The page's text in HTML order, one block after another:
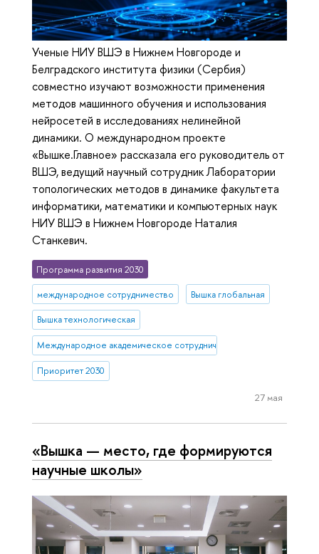
Ученые НИУ ВШЭ в Нижнем Новгороде и
Белградского института физики (Сербия)
совместно изучают возможности применения
методов машинного обучения и использования
нейросетей в исследованиях нелинейной
динамики. О международном проекте
«Вышке.Главное» рассказала его руководитель от
ВШЭ, ведущий научный сотрудник Лаборатории
топологических методов в динамике факультета
информатики, математики и компьютерных наук
НИУ ВШЭ в Нижнем Новгороде Наталия
Станкевич.
Программа развития 2030
международное сотрудничество Вышка глобальная
Вышка технологическая
Международное академическое сотрудничество
Приоритет 2030
27 мая
«Вышка — место, где формируются
научные школы»